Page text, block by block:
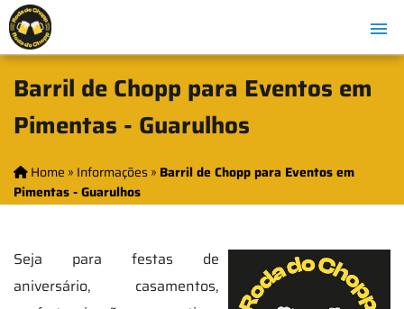
Barril de Chopp para Eventos em
Pimentas - Guarulhos
Home » Informações» Barril de Chopp para Eventos em
Pimentas - Guarulhos
Seja para festas de
aniversário, casamentos,